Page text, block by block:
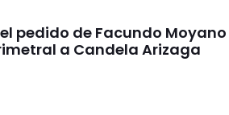
pedido de Facundo Moyano
a Candela Arizaga